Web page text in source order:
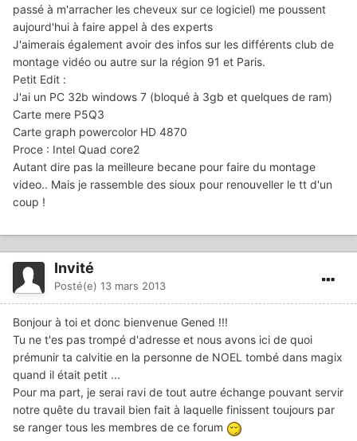
passé à m'arracher les cheveux sur ce logiciel) me poussent
aujourd'hui à faire appel à des experts
J'aimerais également avoir des infos sur les différents club de
montage vidéo ou autre sur la région 91 et Paris.
Petit Edit :
J'ai un PC 32b windows 7 (bloqué à 3gb et quelques de ram)
Carte mere P5Q3
Carte graph powercolor HD 4870
Proce : Intel Quad core2
Autant dire pas la meilleure becane pour faire du montage
video.. Mais je rassemble des sioux pour renouveller le tt d'un
coup !
Invité
Posté(e) 13 mars 2013
Bonjour à toi et donc bienvenue Gened !!!
Tu ne t'es pas trompé d'adresse et nous avons ici de quoi
prémunir ta calvitie en la personne de NOEL tombé dans magix
quand il était petit ...
Pour ma part, je serai ravi de tout autre échange pouvant servir
notre quête du travail bien fait à laquelle finissent toujours par
se ranger tous les membres de ce forum